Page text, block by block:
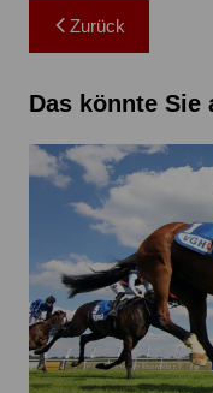
Zurück
Das könnte Sie